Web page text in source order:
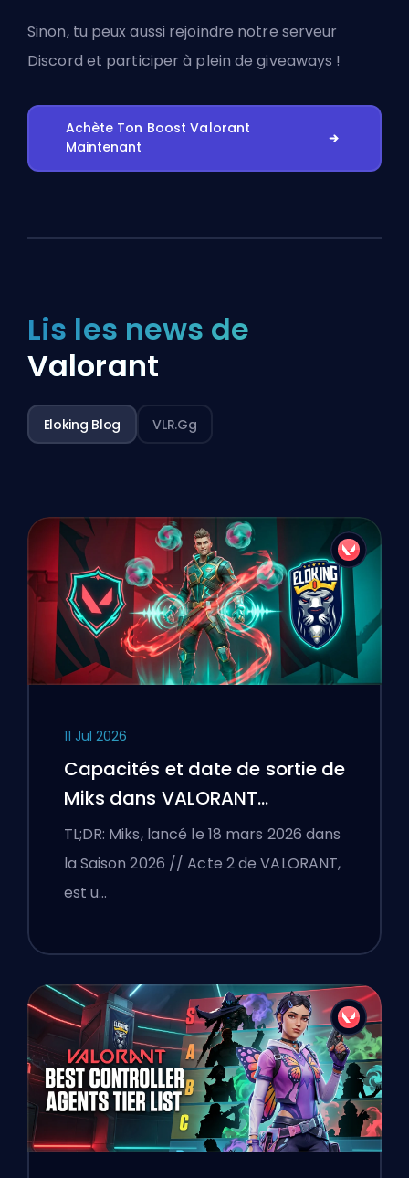
Sinon, tu peux aussi rejoindre notre serveur
Discord et participer à plein de giveaways !
Achète Ton Boost Valorant
Maintenant
Lis les news de
Valorant
Eloking Blog VLR.gg
11 Jul 2026
Capacités et date de sortie de
Miks dans VALORANT
expliquées
TL;DR: Miks, lancé le 18 mars 2026 dans
la Saison 2026 // Acte 2 de VALORANT,
est u…